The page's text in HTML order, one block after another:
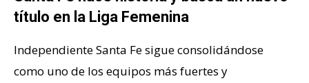
título en la Liga Femenina
Independiente Santa Fe sigue consolidándose
como uno de los equipos más fuertes y